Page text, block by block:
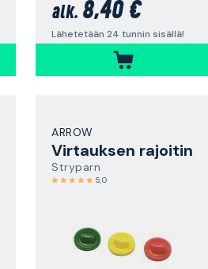
alk. 8,40 €
Lähetetään 24 tunnin sisällä!
ARROW
Virtauksen rajoitin
Stryparn
5,0